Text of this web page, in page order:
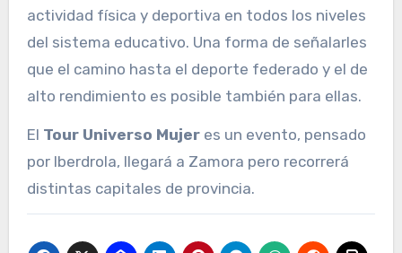
actividad física y deportiva en todos los niveles
del sistema educativo. Una forma de señalarles
que el camino hasta el deporte federado y el de
alto rendimiento es posible también para ellas.
El Tour Universo Mujeres un evento, pensado
por Iberdrola, llegará a Zamora pero recorrerá
distintas capitales de provincia.